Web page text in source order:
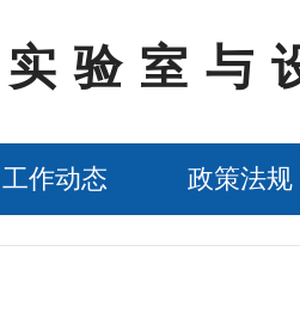
实验室与
工作动态 政策法规